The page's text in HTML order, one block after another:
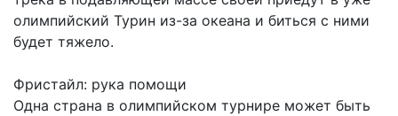
олимпийский Турин из-за океана и биться с ними
будет тяжело.
Фристайл: рука помощи
Одна страна в олимпийском турнире может быть